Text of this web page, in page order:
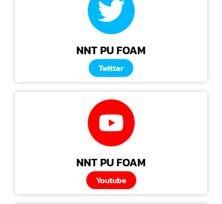
NNT PU FOAM
Twitter
NNT PU FOAM
Youtube